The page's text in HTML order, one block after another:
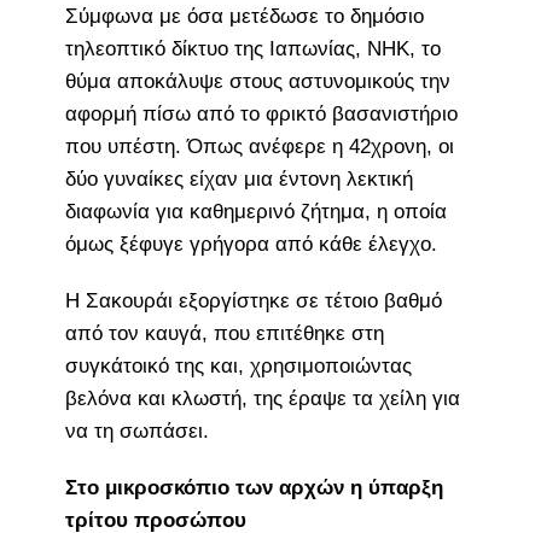
Σύμφωνα με όσα μετέδωσε το δημόσιο
τηλεοπτικό δίκτυο της Ιαπωνίας, NHK, το
θύμα αποκάλυψε στους αστυνομικούς την
αφορμή πίσω από το φρικτό βασανιστήριο
που υπέστη. Όπως ανέφερε η 42χρονη, οι
δύο γυναίκες είχαν μια έντονη λεκτική
διαφωνία για καθημερινό ζήτημα, η οποία
όμως ξέφυγε γρήγορα από κάθε έλεγχο.
Η Σακουράι εξοργίστηκε σε τέτοιο βαθμό
από τον καυγά, που επιτέθηκε στη
συγκάτοικό της και, χρησιμοποιώντας
βελόνα και κλωστή, της έραψε τα χείλη για
να τη σωπάσει.
Στο μικροσκόπιο των αρχών η ύπαρξη
τρίτου προσώπου